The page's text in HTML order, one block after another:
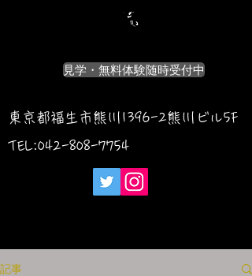
見学・無料体験随時受付中
東京都福生市熊川1396-2熊川ビル5F
TEL:042-808-7754
記事